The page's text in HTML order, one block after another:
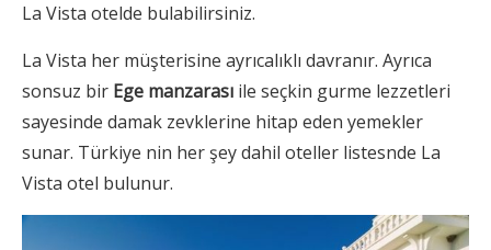
La Vista otelde bulabilirsiniz.
La Vista her müşterisine ayrıcalıklı davranır. Ayrıca
sonsuz bir Ege manzarası ile seçkin gurme lezzetleri
sayesinde damak zevklerine hitap eden yemekler
sunar. Türkiye nin her şey dahil oteller listesnde La
Vista otel bulunur.